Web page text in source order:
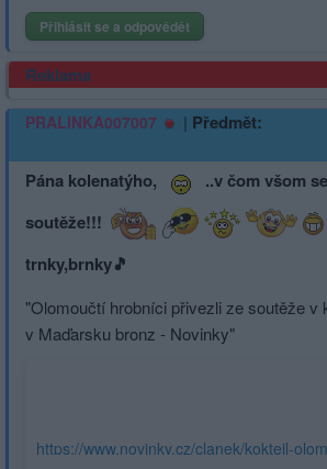
Přihlásit se a odpovědět
Reklama
PRALINKA007007 | Předmět:
Pána kolenatýho,
..v čom všom
soutěže!!!
trnky,brnky🎵
"Olomoučtí hrobníci přivezli ze soutěže v
v Maďarsku bronz - Novinky"
https://www.novinky.cz/clanek/koktejl-